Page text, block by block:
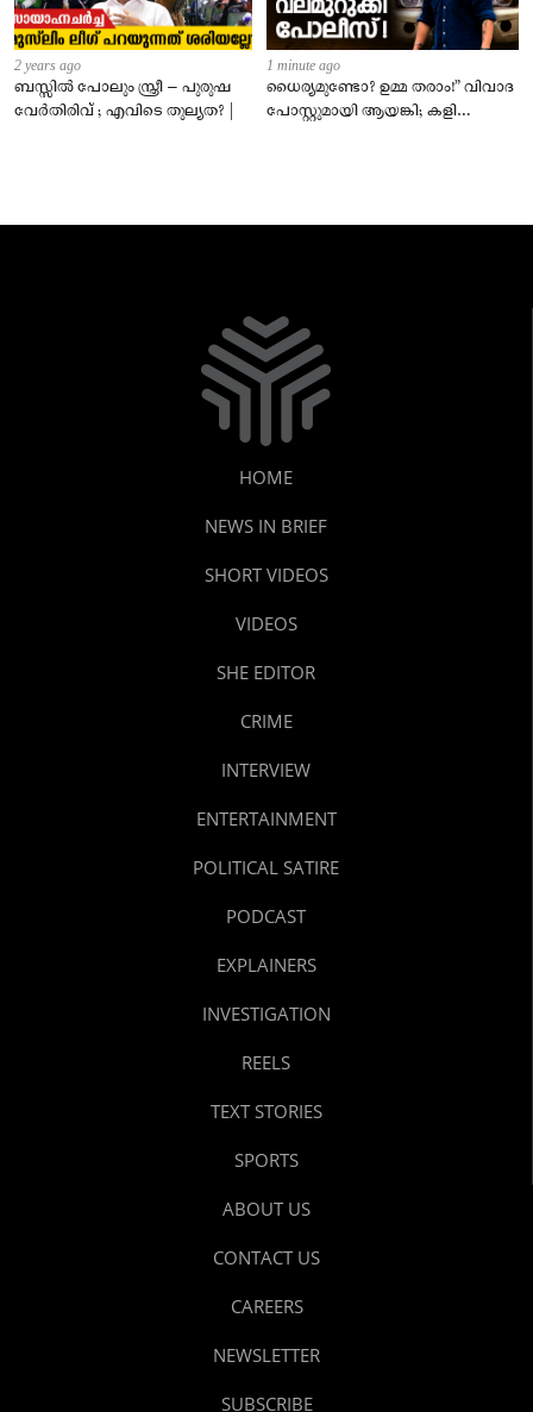
2 years ago
ബസ്സിൽ പോലും സ്ത്രീ – പുരുഷ
വേർതിരിവ് ; എവിടെ തുല്യത? |
1 minute ago
ധൈര്യമുണ്ടോ? ഉമ്മ തരാം!” വിവാദ
പോസ്റ്റുമായി ആയങ്കി; കളി
HOME
NEWS IN BRIEF
SHORT VIDEOS
VIDEOS
SHE EDITOR
CRIME
INTERVIEW
ENTERTAINMENT
POLITICAL SATIRE
PODCAST
EXPLAINERS
INVESTIGATION
REELS
TEXT STORIES
SPORTS
ABOUT US
CONTACT US
CAREERS
NEWSLETTER
SUBSCRIBE